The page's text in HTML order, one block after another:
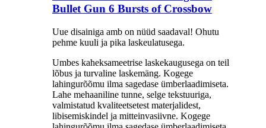
Bullet Gun 6 Bursts of Crossbow
Uue disainiga amb on nüüd saadaval! Ohutu
pehme kuuli ja pika laskeulatusega.
Umbes kaheksameetrise laskekaugusega on teil
lõbus ja turvaline laskemäng. Kogege
lahingurõõmu ilma sagedase ümberlaadimiseta.
Lahe mehaaniline tunne, selge tekstuuriga,
valmistatud kvaliteetsetest materjalidest,
libisemiskindel ja mitteinvasiivne. Kogege